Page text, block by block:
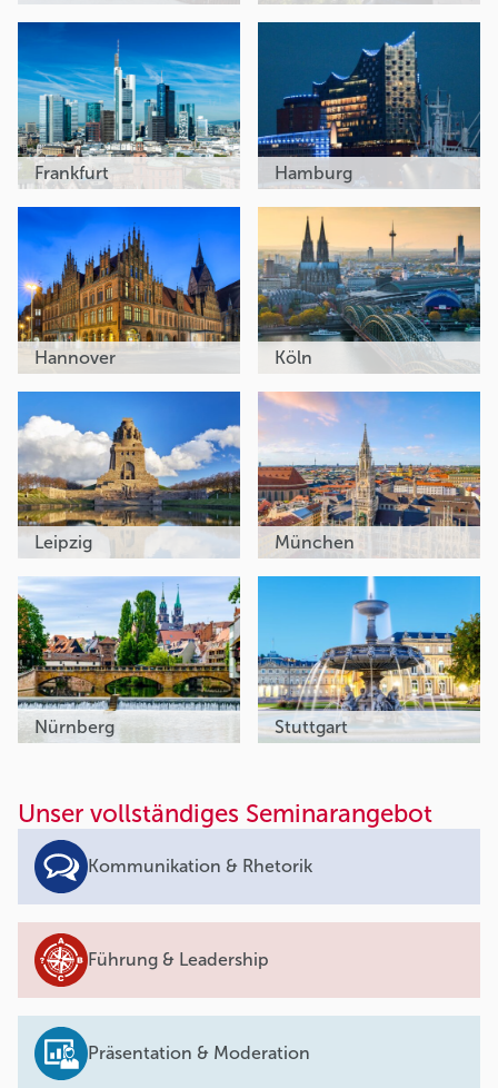
Unser vollständiges Seminarangebot
Kommunikation & Rhetorik
Führung & Leadership
Präsentation & Moderation
Frankfurt Hamburg
Hannover Köln
Leipzig München
Nürnberg Stuttgart